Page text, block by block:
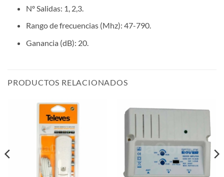
Nº Salidas: 1, 2,3.
Rango de frecuencias (Mhz): 47-790.
Ganancia (dB): 20.
PRODUCTOS RELACIONADOS